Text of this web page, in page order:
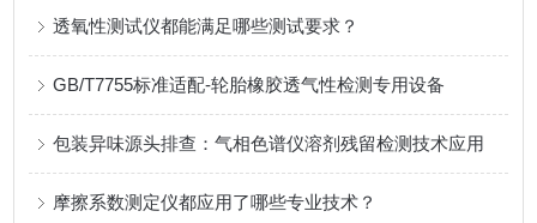
透氧性测试仪都能满足哪些测试要求？
GB/T7755标准适配-轮胎橡胶透气性检测专用设备
包装异味源头排查：气相色谱仪溶剂残留检测技术应用
摩擦系数测定仪都应用了哪些专业技术？